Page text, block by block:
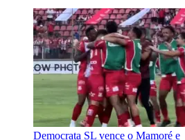
Democrata SL vence o Mamoré e